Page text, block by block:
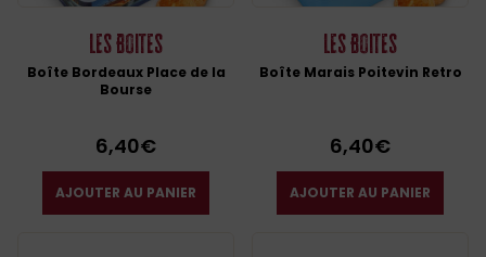
Les Boites
Boîte Bordeaux Place de la
Bourse
6,40€
AJOUTER AU PANIER
Les Boites
Boîte Marais Poitevin Retro
6,40€
AJOUTER AU PANIER